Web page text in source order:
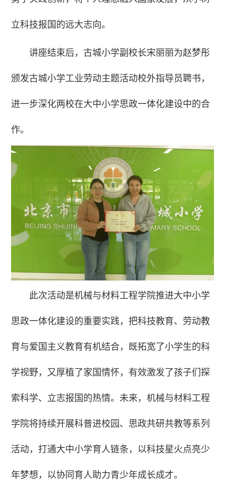
立科技报国的远大志向。
讲座结束后，古城小学副校长宋丽丽为赵梦彤
颁发古城小学工业劳动主题活动校外指导员聘书，
进一步深化两校在大中小学思政一体化建设中的合
作。
此次活动是机械与材料工程学院推进大中小学
思政一体化建设的重要实践，把科技教育、劳动教
育与爱国主义教育有机结合，既拓宽了小学生的科
学视野，又厚植了家国情怀，有效激发了孩子们探
索科学、立志报国的热情。未来，机械与材料工程
学院将持续开展科普进校园、思政共研共教等系列
活动，打通大中小学育人链条，以科技星火点亮少
年梦想，以协同育人助力青少年成长成才。